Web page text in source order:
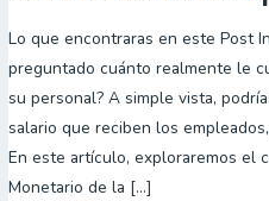
Lo que encontraras en este Post
preguntado cuánto realmente le
su personal? A simple vista,
salario que reciben los
En este artículo, exploraremos el
Monetario de la […]
Monetario
de
la
Mano
de
Obra